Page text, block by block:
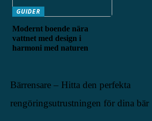
GUIDER
Modernt boende nära
vattnet med design i
harmoni med naturen
Bärrensare – Hitta den perfekta
rengöringsutrustningen för dina bär